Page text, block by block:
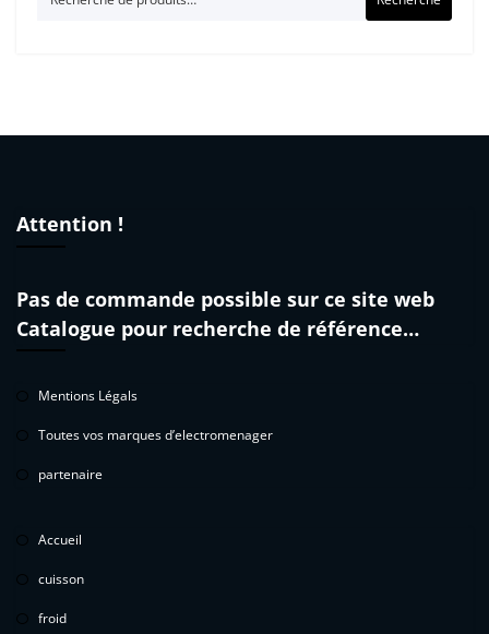
Attention !
Pas de commande possible sur ce site web
Catalogue pour recherche de référence…
Mentions Légals
Toutes vos marques d’electromenager
partenaire
Accueil
cuisson
froid